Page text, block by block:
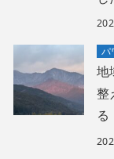
パ
地
整
る